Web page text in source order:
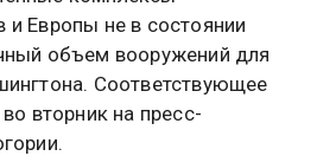
Европы не в состоянии
объем вооружений для
Соответствующее
вторник на пресс-